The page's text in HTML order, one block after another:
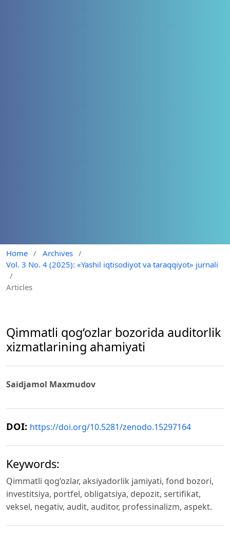
Home / Archives /
Vol. 3 No. 4 (2025): «Yashil iqtisodiyot va taraqqiyot» jurnali
/
Articles
Qimmatli qog‘ozlar bozorida auditorlik
xizmatlarining ahamiyati
Saidjamol Maxmudov
DOI: https://doi.org/10.5281/zenodo.15297164
Keywords:
Qimmatli qog‘ozlar, aksiyadorlik jamiyati, fond bozori,
investitsiya, portfel, obligatsiya, depozit, sertifikat,
veksel, negativ, audit, auditor, professinalizm, aspekt.